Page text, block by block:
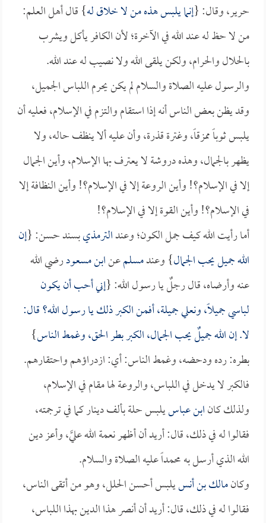
حرير، وقال: {إنما يلبس هذه من لا خلاق له} قال أهل العلم:
من لا حظ له عند الله في الآخرة؛ لأن الكافر يأكل ويشرب
بالحلال والحرام، ولكن يلقى الله ولا نصيب له عند الله.
والرسول عليه الصلاة والسلام لم يكن يحرم اللباس الجميل،
وقد يظن بعض الناس أنه إذا استقام والتزم في الإسلام، فعليه أن
يلبس ثوباً ممزقاً، وغترة قذرة، وأن عليه ألا ينظف حاله، ولا
يظهر بالجمال، وهذه دروشة لا يعترف بها الإسلام، وأين الجمال
إلا في الإسلام؟! وأين الروعة إلا في الإسلام؟! وأين النظافة إلا
في الإسلام؟! وأين القوة إلا في الإسلام؟!
أما رأيت الله كيف جمل الكون؛ وعندالترمذيبسند حسن: {إن
الله جميل يحب الجمال} وعندمسلمعنابن مسعودرضي الله
عنه وأرضاه، قال رجلٌ يا رسول الله: {إني أحب أن يكون
لباسي جميلاً، ونعلي جميلة، أفمن الكبر ذلك يا رسول الله؟ قال:
لا. إن الله جميلٌ يحب الجمال، الكبر بطر الحق، وغمط الناس}
بطره: رده ودحضه، وغمط الناس: أي: ازدراؤهم واحتقارهم.
فالكبر لا يدخل في اللباس، والروعة لها مقام في الإسلام،
ولذلك كانابن عباسيلبس حلة بألف دينار كما في ترجمته،
فقالوا له في ذلك، قال: أريد أن أظهر نعمة الله عليَّ، وأعز دين
الله الذي أرسل به محمداً عليه الصلاة والسلام.
وكانمالك بن أنسيلبس أحسن الحلل، وهو من أتقى الناس،
فقالوا له في ذلك، قال: أريد أن أنصر هذا الدين بهذا اللباس،